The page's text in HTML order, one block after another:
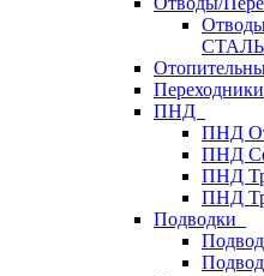
Переходники
ПНД
ПНД
ПНД
ПНД
ПНД
Подводки